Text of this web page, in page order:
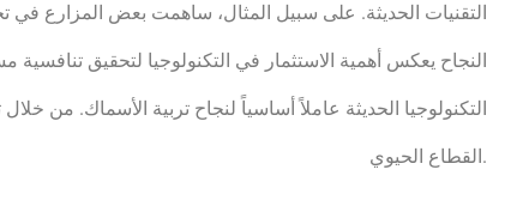
التقنيات الحديثة. على سبيل المثال، ساهمت بعض المزارع
النجاح يعكس أهمية الاستثمار في التكنولوجيا لتحقيق تنافسية
التكنولوجيا الحديثة عاملاً أساسياً لنجاح تربية الأسماك. من
القطاع الحيوي.